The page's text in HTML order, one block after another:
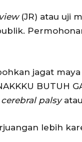
(JR) atau uji
jagat
BUTUH
cerebral palsy
lebih